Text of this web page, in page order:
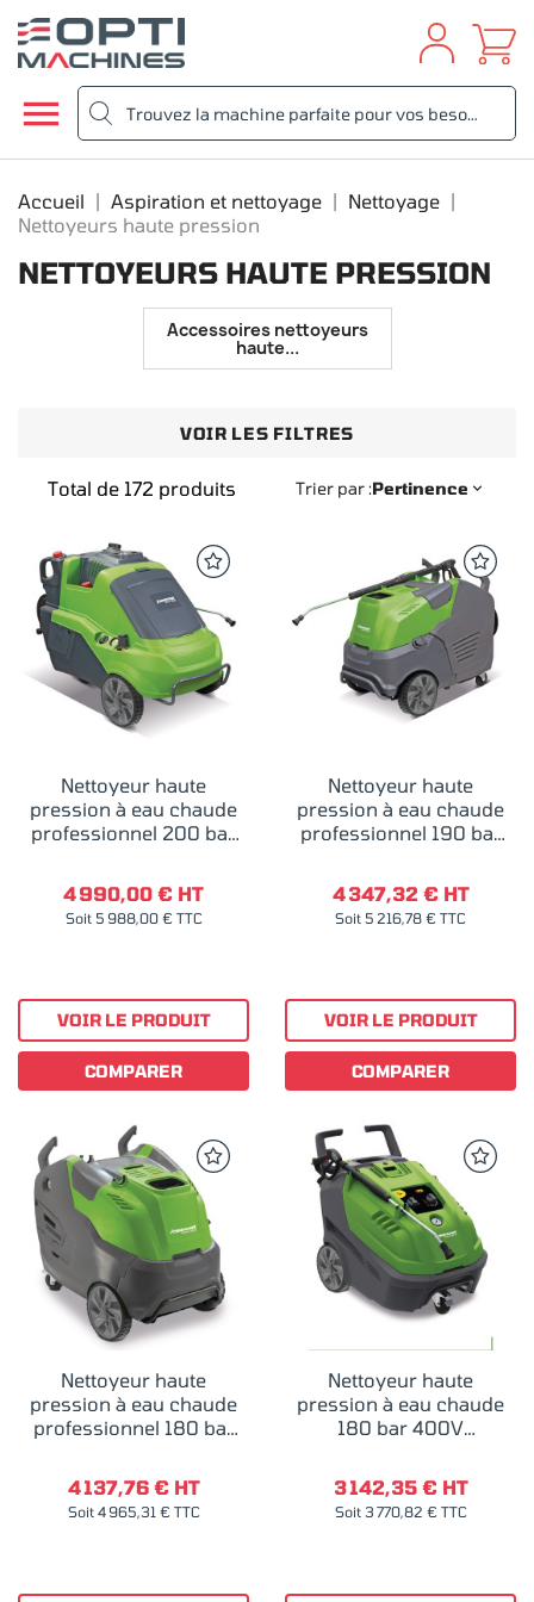

Accueil Aspiration et nettoyage
Nettoyage
Nettoyeurs haute pression
NETTOYEURS HAUTE PRESSION
Accessoires nettoyeurs
haute...
VOIR LES FILTRES
Trier par :Pertinence 
Total de 172 produits
Nettoyeur haute
pression à eau chaude
professionnel 200 bar
4 990,00 € HT
Soit 5 988,00 € TTC
VOIR LE PRODUIT
COMPARER
Nettoyeur haute
pression à eau chaude
professionnel 190 bar
4 347,32 € HT
Soit 5 216,78 € TTC
VOIR LE PRODUIT
COMPARER
Nettoyeur haute
pression à eau chaude
professionnel 180 bar
78-18
4 137,76 € HT
Soit 4 965,31 € TTC
Nettoyeur haute
pression à eau chaude
180 bar 400V
3 142,35 € HT
Soit 3 770,82 € TTC